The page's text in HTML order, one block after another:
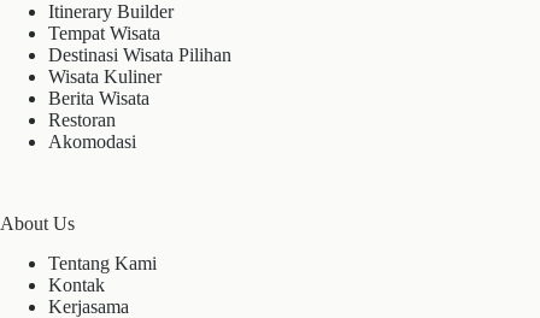
Itinerary Builder
Tempat Wisata
Destinasi Wisata Pilihan
Wisata Kuliner
Berita Wisata
Restoran
Akomodasi
About Us
Tentang Kami
Kontak
Kerjasama